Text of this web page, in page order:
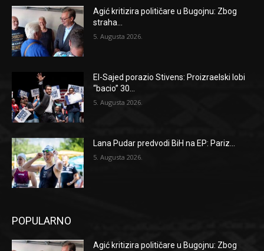
Agić kritizira političare u Bugojnu: Zbog
straha...
5. Augusta 2026.
El-Sajed porazio Stivens: Proizraelski lobi
“bacio” 30...
5. Augusta 2026.
Lana Pudar predvodi BiH na EP: Pariz...
5. Augusta 2026.
POPULARNO
Agić kritizira političare u Bugojnu: Zbog